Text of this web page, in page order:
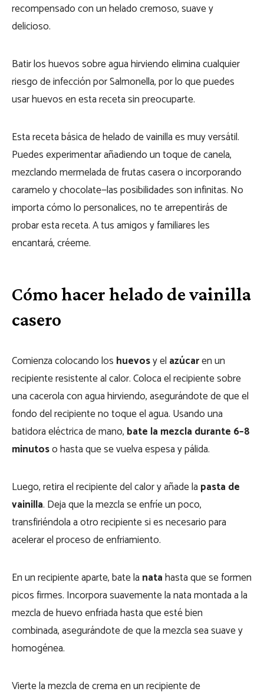
recompensado con un helado cremoso, suave y
delicioso.
Batir los huevos sobre agua hirviendo elimina cualquier
riesgo de infección por Salmonella, por lo que puedes
usar huevos en esta receta sin preocuparte.
Esta receta básica de helado de vainilla es muy versátil.
Puedes experimentar añadiendo un toque de canela,
mezclando mermelada de frutas casera o incorporando
caramelo y chocolate—las posibilidades son infinitas. No
importa cómo lo personalices, no te arrepentirás de
probar esta receta. A tus amigos y familiares les
encantará, créeme.
Cómo hacer helado de vainilla
casero
Comienza colocando los huevosy el azúcaren un
recipiente resistente al calor. Coloca el recipiente sobre
una cacerola con agua hirviendo, asegurándote de que el
fondo del recipiente no toque el agua. Usando una
batidora eléctrica de mano, bate la mezcla durante 6–8
minutoso hasta que se vuelva espesa y pálida.
Luego, retira el recipiente del calor y añade la pasta de
vainilla. Deja que la mezcla se enfríe un poco,
transfiriéndola a otro recipiente si es necesario para
acelerar el proceso de enfriamiento.
En un recipiente aparte, bate la natahasta que se formen
picos firmes. Incorpora suavemente la nata montada a la
mezcla de huevo enfriada hasta que esté bien
combinada, asegurándote de que la mezcla sea suave y
homogénea.
Vierte la mezcla de crema en un recipiente de